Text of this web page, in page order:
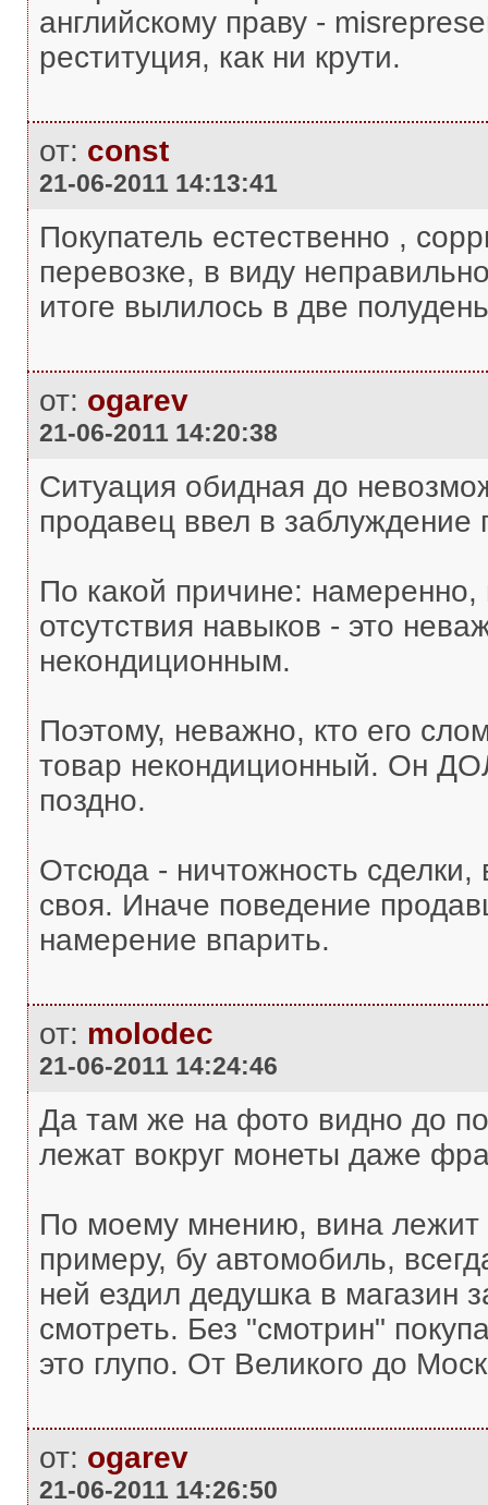
английскому праву -
реституция, как ни крути.
от: const
21-06-2011 14:13:41
Покупатель естественно ,
перевозке, в виду
итоге вылилось в две
от: ogarev
21-06-2011 14:20:38
Ситуация обидная до
продавец ввел в заблуждение
По какой причине:
отсутствия навыков - это
некондиционным.
Поэтому, неважно, кто его
товар некондиционный. Он
поздно.
Отсюда - ничтожность
своя. Иначе поведение
намерение впарить.
от: molodec
21-06-2011 14:24:46
Да там же на фото видно до
лежат вокруг монеты даже
По моему мнению, вина лежит
примеру, бу автомобиль,
ней ездил дедушка в магазин
смотреть. Без "смотрин"
это глупо. От Великого до
от: ogarev
21-06-2011 14:26:50